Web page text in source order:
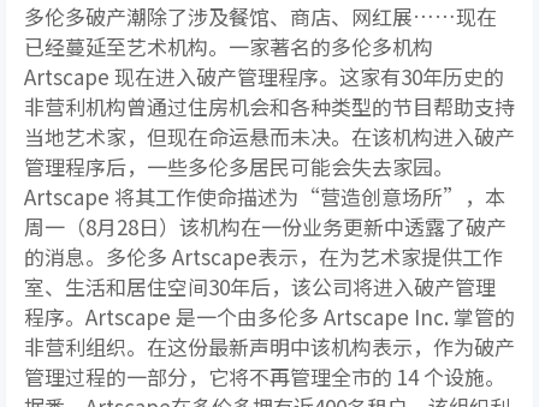
多伦多破产潮除了涉及餐馆、商店、网红展……现在
已经蔓延至艺术机构。一家著名的多伦多机构
Artscape 现在进入破产管理程序。这家有30年历史的
非营利机构曾通过住房机会和各种类型的节目帮助支持
当地艺术家，但现在命运悬而未决。在该机构进入破产
管理程序后，一些多伦多居民可能会失去家园。
Artscape 将其工作使命描述为“营造创意场所”，本
周一（8月28日）该机构在一份业务更新中透露了破产
的消息。多伦多 Artscape表示，在为艺术家提供工作
室、生活和居住空间30年后，该公司将进入破产管理
程序。Artscape 是一个由多伦多 Artscape Inc. 掌管的
非营利组织。在这份最新声明中该机构表示，作为破产
管理过程的一部分，它将不再管理全市的 14 个设施。